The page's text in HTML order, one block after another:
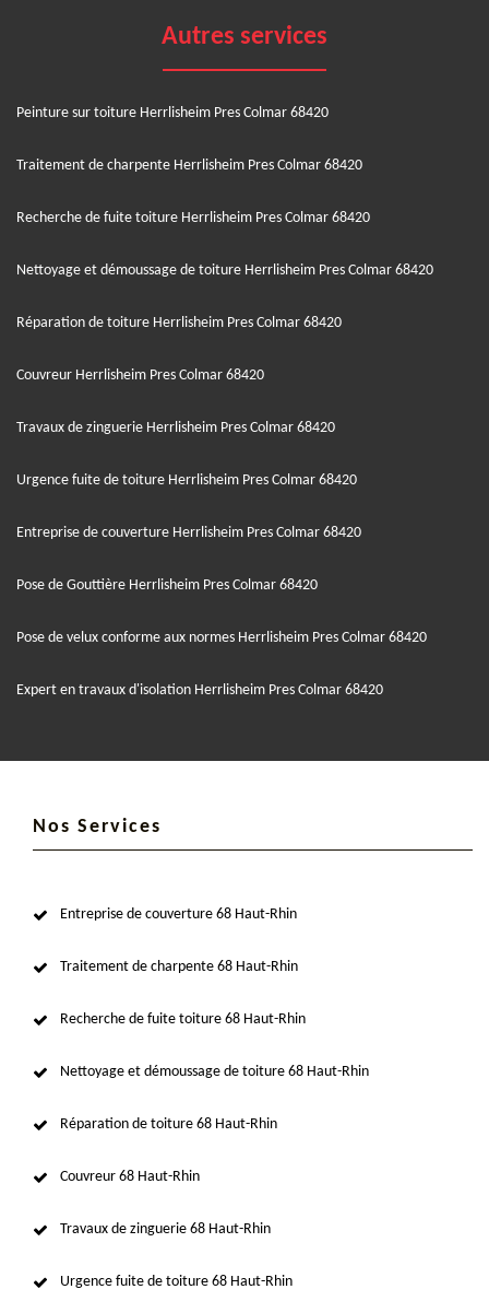
Autres services
Peinture sur toiture Herrlisheim Pres Colmar 68420
Traitement de charpente Herrlisheim Pres Colmar 68420
Recherche de fuite toiture Herrlisheim Pres Colmar 68420
Nettoyage et démoussage de toiture Herrlisheim Pres Colmar 68420
Réparation de toiture Herrlisheim Pres Colmar 68420
Couvreur Herrlisheim Pres Colmar 68420
Travaux de zinguerie Herrlisheim Pres Colmar 68420
Urgence fuite de toiture Herrlisheim Pres Colmar 68420
Entreprise de couverture Herrlisheim Pres Colmar 68420
Pose de Gouttière Herrlisheim Pres Colmar 68420
Pose de velux conforme aux normes Herrlisheim Pres Colmar 68420
Expert en travaux d'isolation Herrlisheim Pres Colmar 68420
Nos Services
Entreprise de couverture 68 Haut-Rhin
Traitement de charpente 68 Haut-Rhin
Recherche de fuite toiture 68 Haut-Rhin
Nettoyage et démoussage de toiture 68 Haut-Rhin
Réparation de toiture 68 Haut-Rhin
Couvreur 68 Haut-Rhin
Travaux de zinguerie 68 Haut-Rhin
Urgence fuite de toiture 68 Haut-Rhin